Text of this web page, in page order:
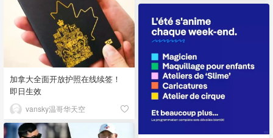
加拿大全面开放护照在线续签！
即日生效
vansky温哥华天空